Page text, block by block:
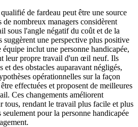
de fardeau peut être une source
nombreux managers considèrent
sous l'angle négatif du coût et de la
suggèrent une perspective plus positive
inclut une personne handicapée,
leur propre travail d'un œil neuf. Ils
et des obstacles auparavant négligés,
opérationnelles sur la façon
effectuées et proposent de meilleures
Ces changements améliorent
tous, rendant le travail plus facile et plus
pour la personne handicapée